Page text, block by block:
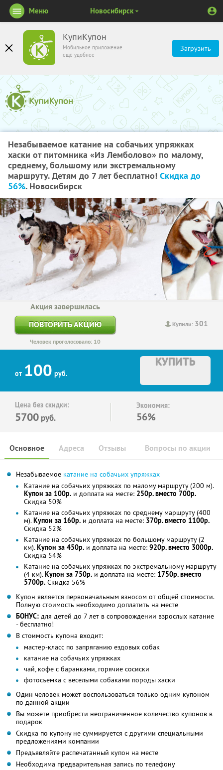
КупиКупон
Мобильное приложение
ещё удобнее
Загрузить
Меню Новосибирск
Незабываемое катание на собачьих упряжках
хаски от питомника «Из Лемболово» по малому,
среднему, большому или экстремальному
маршруту. Детям до 7 лет бесплатно! Скидка до
56%. Новосибирск
Купили: 301
Акция завершилась
ПОВТОРИТЬ АКЦИЮ
Человек проголосовало: 10
от 100 руб.
КУПИТЬ
Цена без скидки:
5700 руб.
Экономия:
56%
Основное Отзывы Вопросы по акции
Адреса
Незабываемое катание на собачьих упряжках
Катание на собачьих упряжках по малому маршруту (200 м).
Купон за 100р. и доплата на месте: 250р. вместо 700р.
Скидка 50%
Катание на собачьих упряжках по среднему маршруту (400
м).Купон за 160р. и доплата на месте: 370р. вместо 1100р.
Скидка 52%
Катание на собачьих упряжках по большому маршруту (2
км).Купон за 450р. и доплата на месте: 920р. вместо 3000р.
Скидка 54%
Катание на собачьих упряжках по экстремальному маршруту
(4 км).Купон за 750р. и доплата на месте: 1750р. вместо
5700р. Скидка 56%
Купон является первоначальным взносом от общей стоимости.
Полную стоимость необходимо доплатить на месте
БОНУС: для детей до 7 лет в сопровождении взрослых катание
- бесплатно!
В стоимость купона входит:
мастер-класс по запряганию ездовых собак
катание на собачьих упряжках
чай, кофе с баранками, горячие сосиски
фотосъемка с веселыми собаками породы хаски
Один человек может воспользоваться только одним купоном
по данной акции
Вы можете приобрести неограниченное количество купонов в
подарок
Скидка по купону не суммируется с другими специальными
предложениями компании
Предъявляйте распечатанный купон на месте
Необходима предварительная запись по телефону